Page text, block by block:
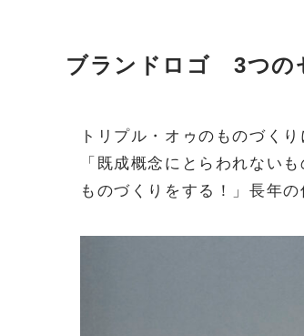
ブランドロゴ 3つの
トリプル・オゥのものづく
「既成概念にとらわれない
ものづくりをする！」長年